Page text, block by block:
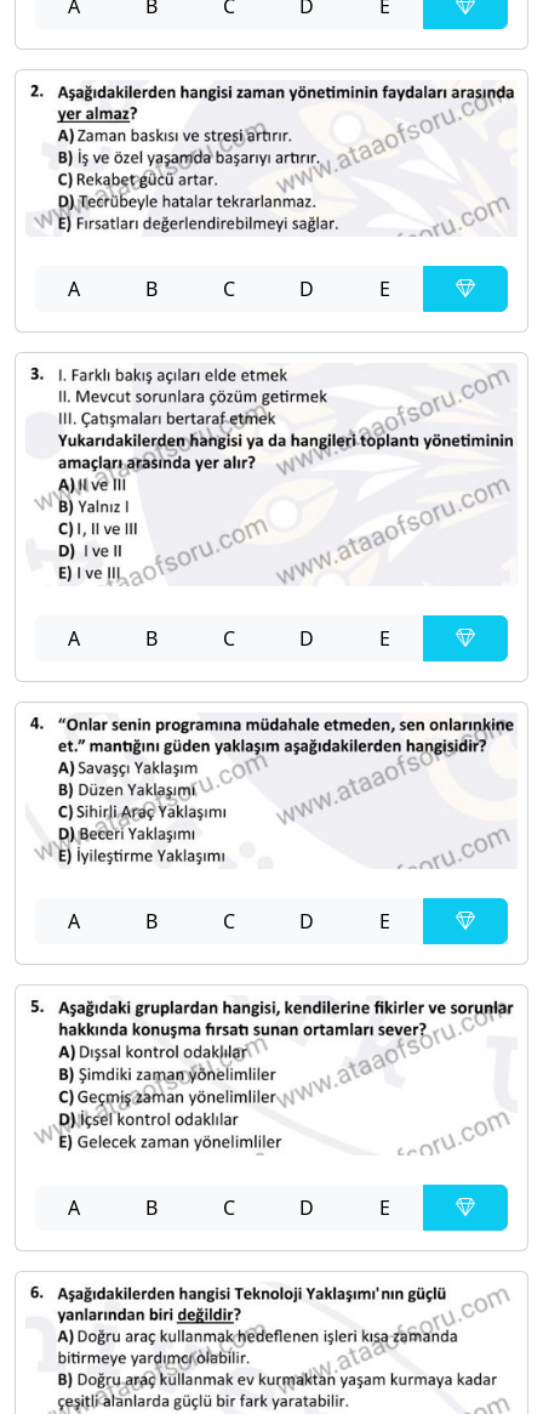
A B C D E
A B C D E
A B C D E
A B C D E
A B C D E